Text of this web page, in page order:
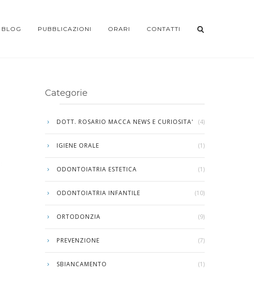
BLOG PUBBLICAZIONI ORARI CONTATTI
Categorie
DOTT. ROSARIO MACCA NEWS E CURIOSITA' (4)
IGIENE ORALE (1)
ODONTOIATRIA ESTETICA (1)
ODONTOIATRIA INFANTILE (10)
ORTODONZIA (9)
PREVENZIONE (7)
SBIANCAMENTO (1)